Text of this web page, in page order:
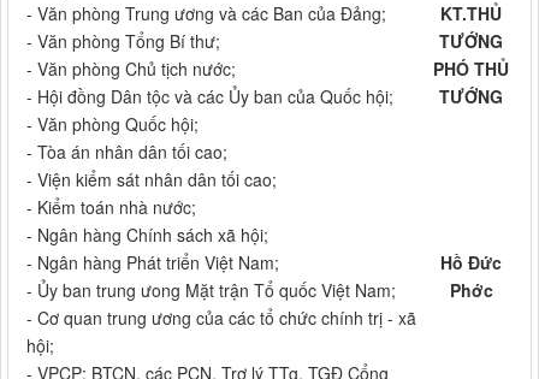
- Văn phòng Trung ương và các Ban của Đảng;
- Văn phòng Tổng Bí thư;
- Văn phòng Chủ tịch nước;
- Hội đồng Dân tộc và các Ủy ban của Quốc hội;
- Văn phòng Quốc hội;
- Tòa án nhân dân tối cao;
- Viện kiểm sát nhân dân tối cao;
- Kiểm toán nhà nước;
- Ngân hàng Chính sách xã hội;
- Ngân hàng Phát triển Việt Nam;
- Ủy ban trung ưong Mặt trận Tổ quốc Việt Nam;
- Cơ quan trung ương của các tổ chức chính trị - xã
hội;
- VPCP: BTCN, các PCN, Trợ lý TTg, TGĐ Cổng
KT.THỦ
TƯỚNG
PHÓ THỦ
TƯỚNG
Hồ Đức
Phớc